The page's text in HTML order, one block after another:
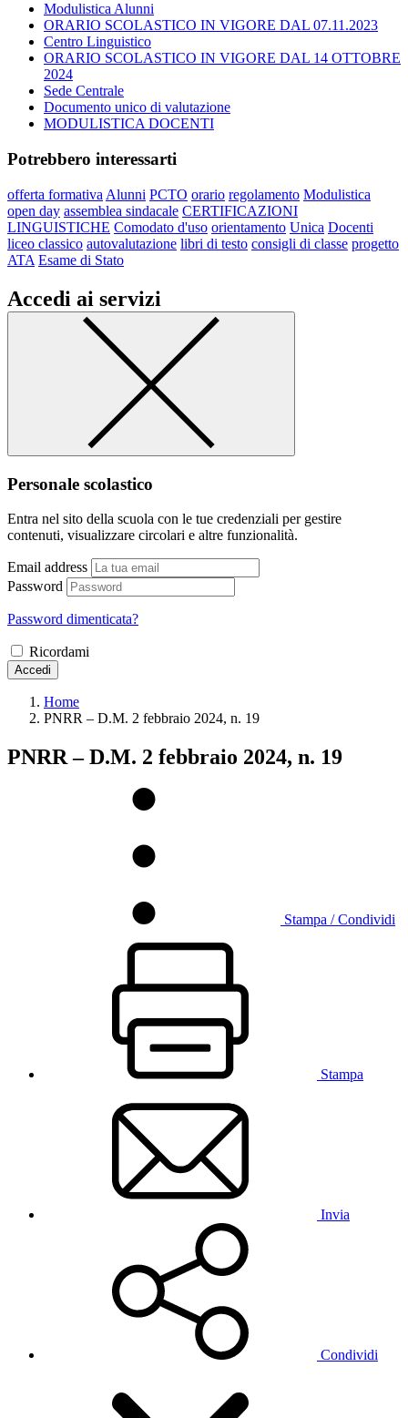
Modulistica Alunni
ORARIO SCOLASTICO IN VIGORE DAL 07.11.2023
Centro Linguistico
ORARIO SCOLASTICO IN VIGORE DAL 14 OTTOBRE
2024
Sede Centrale
Documento unico di valutazione
MODULISTICA DOCENTI
Potrebbero interessarti
offerta formativa Alunni PCTO orario regolamento Modulistica
open day assemblea sindacale CERTIFICAZIONI
LINGUISTICHE Comodato d'uso orientamento Unica Docenti
liceo classico autovalutazione libri di testo consigli di classe progetto
ATA Esame di Stato
Accedi ai servizi
Personale scolastico
Entra nel sito della scuola con le tue credenziali per gestire
contenuti, visualizzare circolari e altre funzionalità.
Email address
Password
Password dimenticata?
Ricordami
Accedi
Home
PNRR – D.M. 2 febbraio 2024, n. 19
PNRR – D.M. 2 febbraio 2024, n. 19
Stampa / Condividi
Stampa
Invia
Condividi